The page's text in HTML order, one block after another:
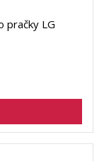
pračky LG